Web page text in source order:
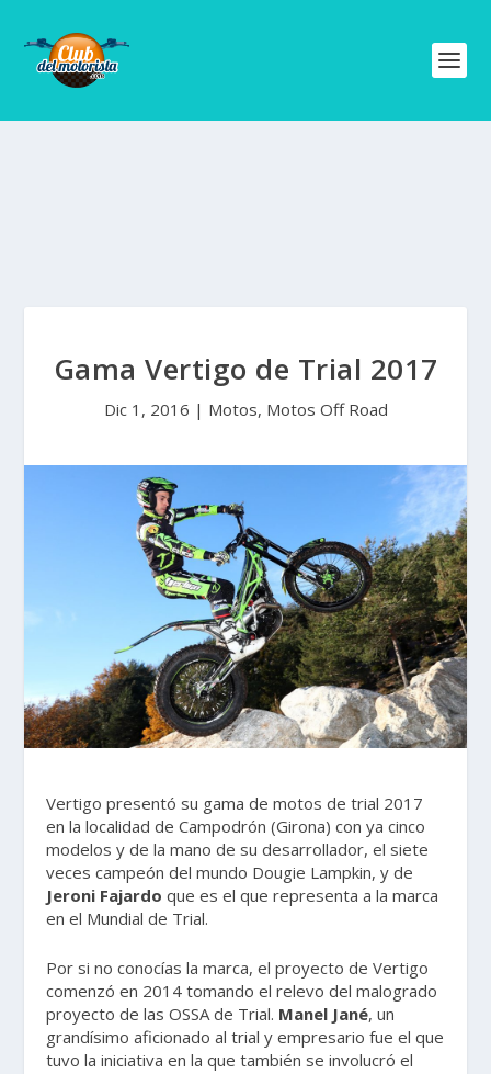
Gama Vertigo de Trial 2017
Dic 1, 2016 | Motos, Motos Off Road
Vertigo presentó su gama de motos de trial 2017
en la localidad de Campodrón (Girona) con ya cinco
modelos y de la mano de su desarrollador, el siete
veces campeón del mundo Dougie Lampkin, y de
Jeroni Fajardo que es el que representa a la marca
en el Mundial de Trial.
Por si no conocías la marca, el proyecto de Vertigo
comenzó en 2014 tomando el relevo del malogrado
proyecto de las OSSA de Trial. Manel Jané, un
grandísimo aficionado al trial y empresario fue el que
tuvo la iniciativa en la que también se involucró el